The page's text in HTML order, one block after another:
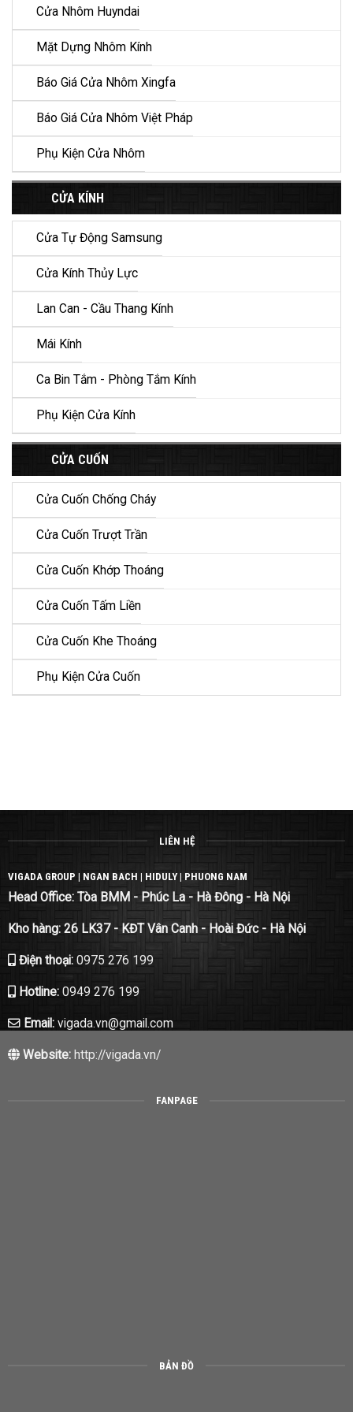
Cửa Nhôm Huyndai
Mặt Dựng Nhôm Kính
Báo Giá Cửa Nhôm Xingfa
Báo Giá Cửa Nhôm Việt Pháp
Phụ Kiện Cửa Nhôm
CỬA KÍNH
Cửa Tự Động Samsung
Cửa Kính Thủy Lực
Lan Can - Cầu Thang Kính
Mái Kính
Ca Bin Tắm - Phòng Tắm Kính
Phụ Kiện Cửa Kính
CỬA CUỐN
Cửa Cuốn Chống Cháy
Cửa Cuốn Trượt Trần
Cửa Cuốn Khớp Thoáng
Cửa Cuốn Tấm Liền
Cửa Cuốn Khe Thoáng
Phụ Kiện Cửa Cuốn
LIÊN HỆ
VIGADA GROUP | NGAN BACH | HIDULY | PHUONG NAM
Head Office: Tòa BMM - Phúc La - Hà Đông - Hà Nội
Kho hàng: 26 LK37 - KĐT Vân Canh - Hoài Đức - Hà Nội
Điện thoại: 0975 276 199
Hotline: 0949 276 199
Email: vigada.vn@gmail.com
Website:http://vigada.vn/
FANPAGE
BẢN ĐỒ